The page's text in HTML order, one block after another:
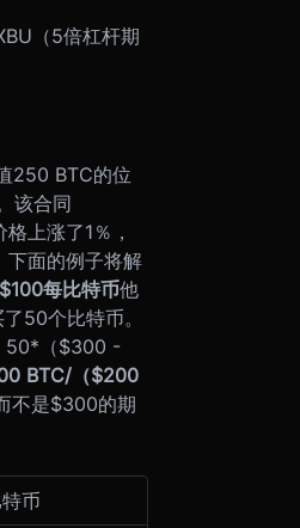
（5倍杠杆期
250 BTC的位
该合同
上涨了1％，
下面的例子将解
每比特币他
50个比特币。
50*（$300 -
BTC/（$200
不是$300的期
币